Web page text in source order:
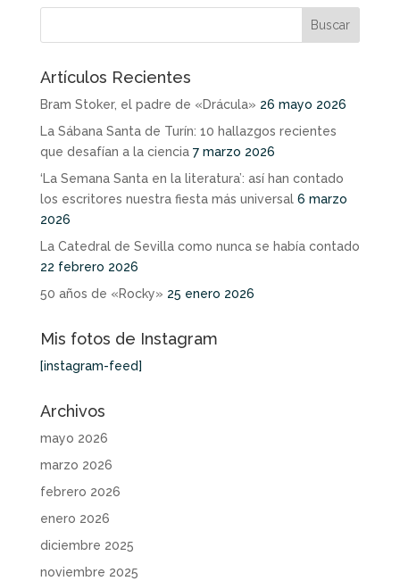
Artículos Recientes
Bram Stoker, el padre de «Drácula» 26 mayo 2026
La Sábana Santa de Turín: 10 hallazgos recientes
que desafían a la ciencia 7 marzo 2026
‘La Semana Santa en la literatura’: así han contado
los escritores nuestra fiesta más universal 6 marzo
2026
La Catedral de Sevilla como nunca se había contado
22 febrero 2026
50 años de «Rocky» 25 enero 2026
Mis fotos de Instagram
[instagram-feed]
Archivos
mayo 2026
marzo 2026
febrero 2026
enero 2026
diciembre 2025
noviembre 2025